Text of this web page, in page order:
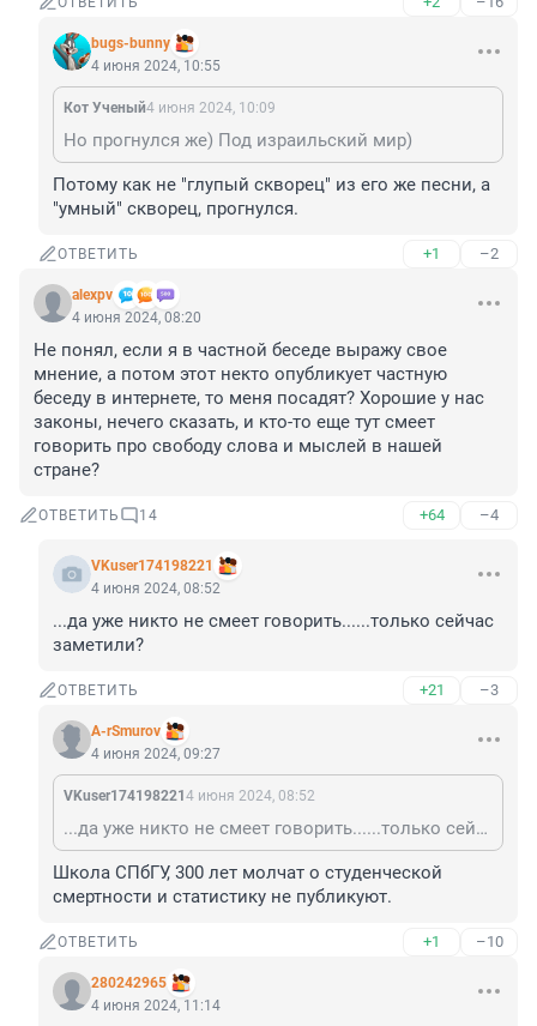
bugs-bunny
4 июня 2024, 10:55
Кот Ученый4 июня 2024, 10:09
Но прогнулся же) Под израильский мир)
Потому как не "глупый скворец" из его же песни, а
"умный" скворец, прогнулся.
ОТВЕТИТЬ +1 –2
alexpv
4 июня 2024, 08:20
Не понял, если я в частной беседе выражу свое
мнение, а потом этот некто опубликует частную
беседу в интернете, то меня посадят? Хорошие у нас
законы, нечего сказать, и кто-то еще тут смеет
говорить про свободу слова и мыслей в нашей
стране?
ОТВЕТИТЬ 14 +64 –4
VKuser174198221
4 июня 2024, 08:52
...да уже никто не смеет говорить......только сейчас
заметили?
ОТВЕТИТЬ +21 –3
A-rSmurov
4 июня 2024, 09:27
VKuser174198221 4 июня 2024, 08:52
...да уже никто не смеет говорить......только сейчас заметили?
Школа СПбГУ, 300 лет молчат о студенческой
смертности и статистику не публикуют.
ОТВЕТИТЬ +1 –10
280242965
4 июня 2024, 11:14